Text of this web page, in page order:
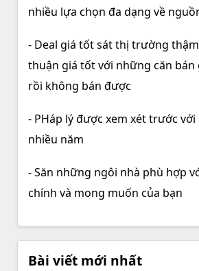
nhiều lựa chọn đa dạng về
- Deal giá tốt sát thị trường
thuận giá tốt với những căn bán
rồi không bán được
- PHáp lý được xem xét trước
nhiều năm
- Săn những ngôi nhà phù hợp
chính và mong muốn của bạn
Bài viết mới nhất